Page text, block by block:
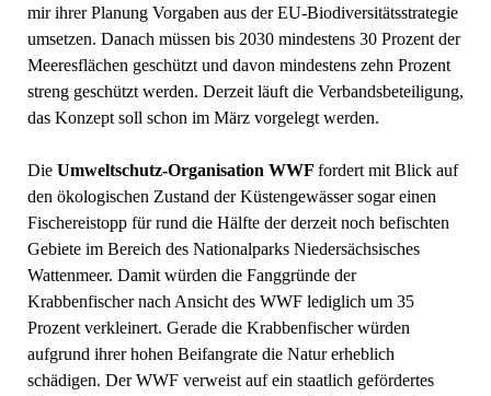
mir ihrer Planung Vorgaben aus der EU-Biodiversitätsstrategie
umsetzen. Danach müssen bis 2030 mindestens 30 Prozent der
Meeresflächen geschützt und davon mindestens zehn Prozent
streng geschützt werden. Derzeit läuft die Verbandsbeteiligung,
das Konzept soll schon im März vorgelegt werden.
Die Umweltschutz-Organisation WWF fordert mit Blick auf
den ökologischen Zustand der Küstengewässer sogar einen
Fischereistopp für rund die Hälfte der derzeit noch befischten
Gebiete im Bereich des Nationalparks Niedersächsisches
Wattenmeer. Damit würden die Fanggründe der
Krabbenfischer nach Ansicht des WWF lediglich um 35
Prozent verkleinert. Gerade die Krabbenfischer würden
aufgrund ihrer hohen Beifangrate die Natur erheblich
schädigen. Der WWF verweist auf ein staatlich gefördertes